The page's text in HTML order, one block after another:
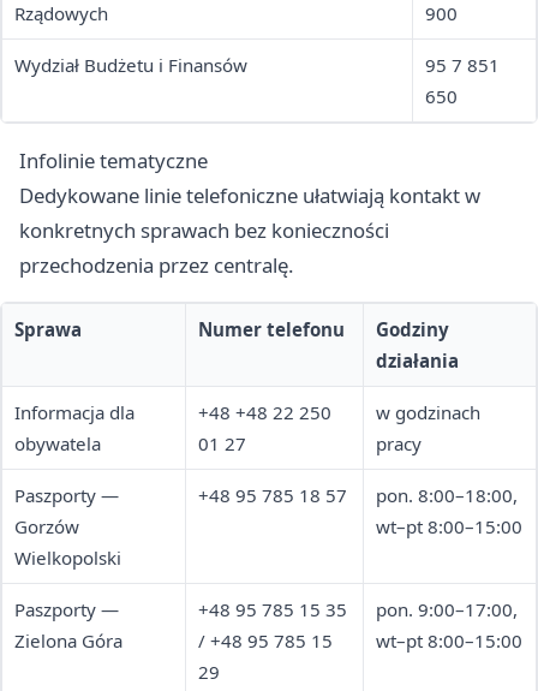
Rządowych
900
Wydział Budżetu i Finansów
95 7 851
650
Infolinie tematyczne
Dedykowane linie telefoniczne ułatwiają kontakt w
konkretnych sprawach bez konieczności
przechodzenia przez centralę.
Sprawa Numer telefonu
Godziny
działania
Informacja dla
obywatela
+48 +48 22 250
01 27
w godzinach
pracy
Paszporty —
Gorzów
Wielkopolski
+48 95 785 18 57
pon. 8:00–18:00,
wt–pt 8:00–15:00
Paszporty —
Zielona Góra
+48 95 785 15 35
/ +48 95 785 15
29
pon. 9:00–17:00,
wt–pt 8:00–15:00